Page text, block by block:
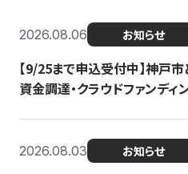
2026.08.06 お知らせ
【9/25まで申込受付中】神戸
資金調達・クラウドファンデ
2026.08.03 お知らせ